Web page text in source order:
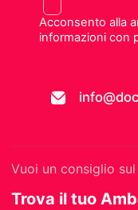
Acconsento alla
informazioni con
Vuoi un consiglio
Trova il tuo